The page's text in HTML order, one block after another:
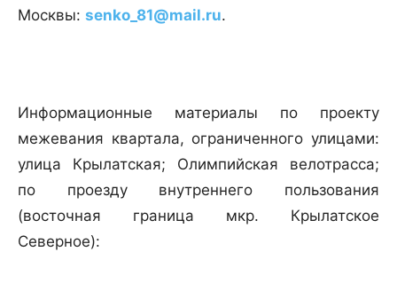
Москвы: senko_81@mail.ru.
Информационные материалы по проекту
межевания квартала, ограниченного улицами:
улица Крылатская; Олимпийская велотрасса;
по проезду внутреннего пользования
(восточная граница мкр. Крылатское
Северное):